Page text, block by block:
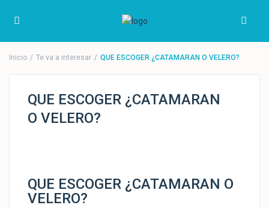
Inicio Te va a interesar QUE ESCOGER ¿CATAMARAN O VELERO?
QUE ESCOGER ¿CATAMARAN
O VELERO?
QUE ESCOGER ¿CATAMARAN O
VELERO?